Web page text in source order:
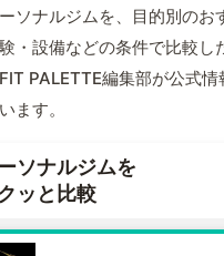
ソナルジムを、目的別のお
・設備などの条件で比較し
PALETTE編集部が公式
ます。
ソナルジムを
ッと比較